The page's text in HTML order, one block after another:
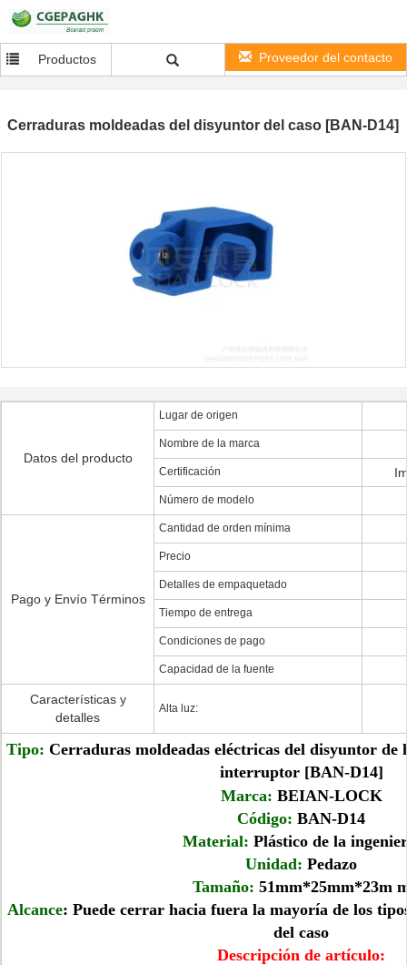
Productos Proveedor del contacto
Cerraduras moldeadas del disyuntor del caso [BAN-D14]
Datos del producto
Lugar de origen
Nombre de la marca
Certificación
Número de modelo
Pago y Envío Términos
Cantidad de orden mínima
Precio
Detalles de empaquetado
Tiempo de entrega
Condiciones de pago
Capacidad de la fuente
Características y
detalles
Alta luz:
Tipo: Cerraduras moldeadas eléctricas del disyuntor de
interruptor [BAN-D14]
Marca: BEIAN-LOCK
Código: BAN-D14
Material: Plástico de la
Unidad: Pedazo
Tamaño: 51mm*25mm*23m
Alcance: Puede cerrar hacia fuera la mayoría de los
del caso
Descripción de artículo: